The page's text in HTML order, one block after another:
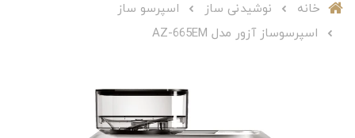
خانه نوشیدنی ساز
اسپرسو ساز
اسپرسوساز آزور مدل AZ-665EM